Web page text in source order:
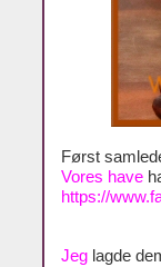
Først
Vores have
https://
Jeg lagde